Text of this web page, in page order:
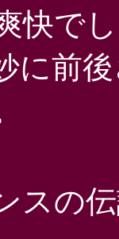
快で
に前
スの